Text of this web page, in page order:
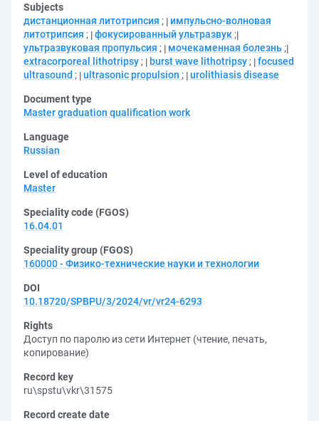
Subjects
дистанционная литотрипсия ;
импульсно-волновая
литотрипсия ; фокусированный ультразвук ;
ультразвуковая пропульсия ; мочекаменная болезнь ;
extracorporeal lithotripsy ; burst wave lithotripsy ; focused
ultrasound ; ultrasonic propulsion ; urolithiasis disease
Document type
Master graduation qualification work
Language
Russian
Level of education
Master
Speciality code (FGOS)
16.04.01
Speciality group (FGOS)
160000 - Физико-технические науки и технологии
DOI
10.18720/SPBPU/3/2024/vr/vr24-6293
Rights
Доступ по паролю из сети Интернет (чтение, печать,
копирование)
Record key
ru\spstu\vkr\31575
Record create date